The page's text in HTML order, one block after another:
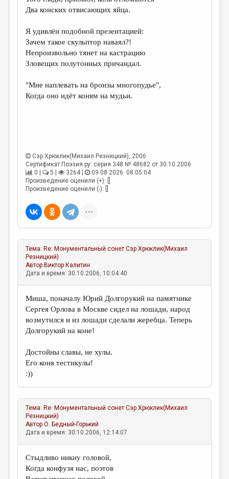
ПЕРЕВОДЫ
КОНКУРСЫ
КНИЖНАЯ ПОЛКА
КОЛОНКА РЕДАКТОРА
РЕДКОЛЛЕГИЯ
МАЛАЯ ПРОЗА
ЭССЕИСТИКА
ЛИТЕРАТУРОВЕДЕНИЕ
КУЛЬТУРОВЕДЕНИЕ
РЕЦЕНЗИРОВАНИЕ
ЦИКЛЫ ПУБЛИКАЦИЙ
МЕДИА
ВКОНТАКТЕ
Два конских отвисающих яйца.
Я удивлён подобной презентацией:
Зачем такое скульптор наваял?!
Непроизвольно тянет на кастрацию
Зловещих полутонных причандал.
"Мне наплевать на бронзы многопудье",
Когда оно идёт коням на мудьи.
Сэр Хрюклик(Михаил Резницкий), 2006
Сертификат Поэзия.ру: серия 348 № 48682 от 30.10.2006
0 |
5 | 3264 |
09.08.2026. 08:05:04
Произведение оценили (+): []
Произведение оценили (-): []
Тема: Re: Монументальный сонет Сэр Хрюклик(Михаил
Резницкий)
Автор Виктор Калитин
Дата и время: 30.10.2006, 10:04:40
Миша, поначалу Юрий Долгорукий на памятнике
Сергея Орлова в Москве сидел на лошади, народ
возмутился и из лошади сделали жеребца. Теперь
Долгорукий на коне!
Достойны славы, не хулы.
Его коня тестикулы!
:))
Тема: Re: Монументальный сонет Сэр Хрюклик(Михаил
Резницкий)
АвторО. Бедный-Горький
Дата и время: 30.10.2006, 12:14:07
Стыдливо никну головой,
Когда конфузя нас, поэтов